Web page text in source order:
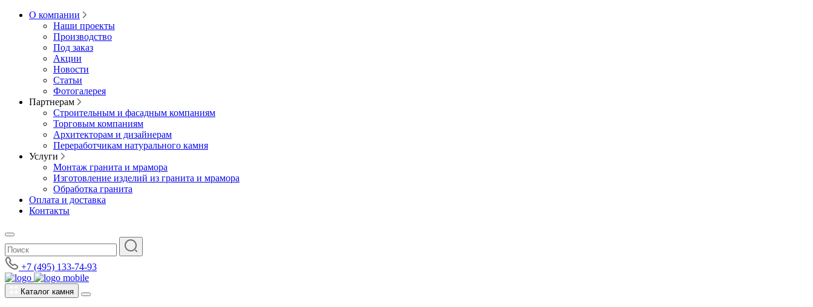
О компании
Наши проекты
Производство
Под заказ
Акции
Новости
Статьи
Фотогалерея
Партнерам
Строительным и фасадным компаниям
Торговым компаниям
Архитекторам и дизайнерам
Переработчикам натурального камня
Услуги
Монтаж гранита и мрамора
Изготовление изделий из гранита и мрамора
Обработка гранита
Оплата и доставка
Контакты
+7 (495) 133-74-93
Каталог камня